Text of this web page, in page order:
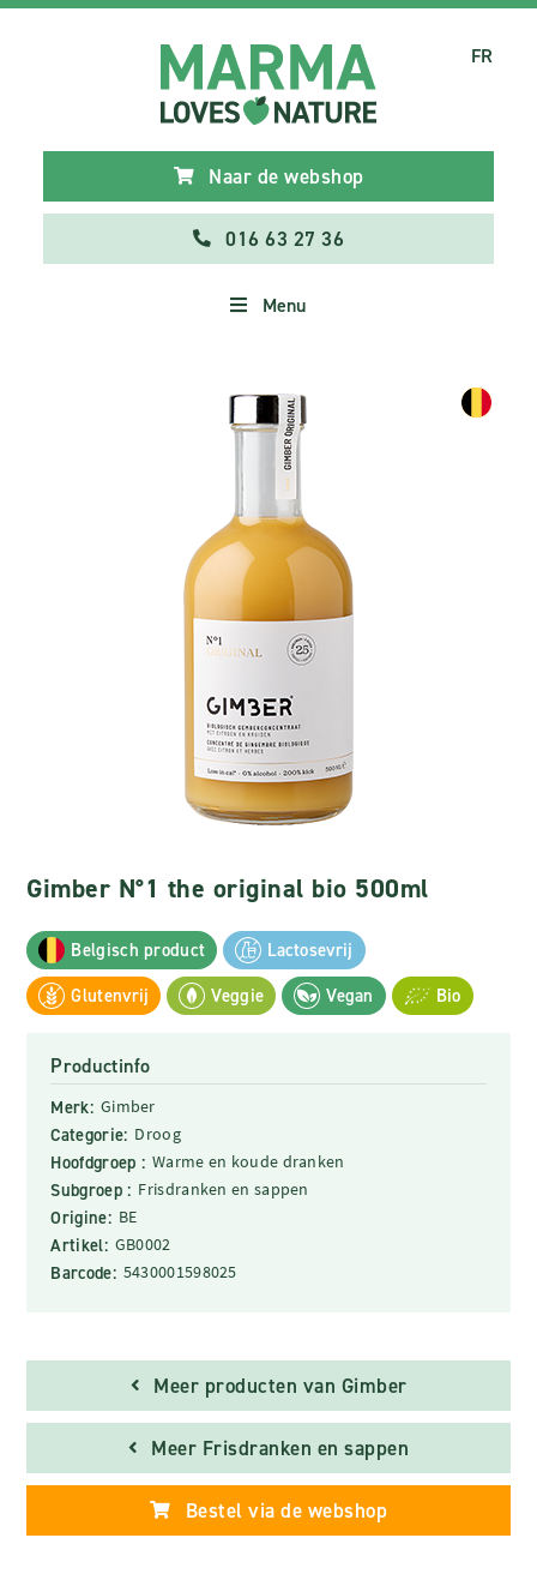
Naar de webshop
016 63 27 36
Menu
FR
Gimber N°1 the original bio 500ml
Belgisch product
Lactosevrij
Glutenvrij
Veggie Vegan Bio
Productinfo
Merk: Gimber
Categorie: Droog
Hoofdgroep : Warme en koude dranken
Subgroep : Frisdranken en sappen
Origine: BE
Artikel: GB0002
Barcode: 5430001598025
Meer producten van Gimber
Meer Frisdranken en sappen
Bestel via de webshop